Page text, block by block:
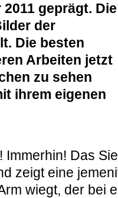
geprägt. Die
der
Die besten
Arbeiten jetzt
zu sehen
ihrem eigenen
Immerhin! Das
zeigt eine
wiegt, der bei